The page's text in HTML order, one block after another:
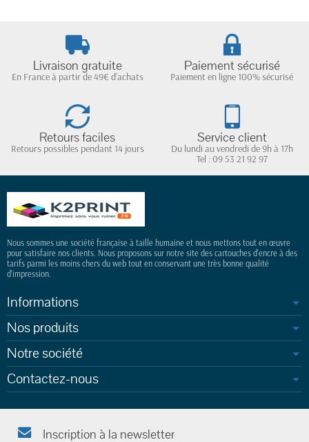
Livraison gratuite
En France à partir de 49€ d'achats
Paiement sécurisé
Paiement en ligne 100% sécurisé
Retours faciles
Retours possibles pendant 14 jours
Service client
Du lundi au vendredi de 9h à 17h
Tel : 09 53 21 92 97
Nous sommes une société française à taille humaine et nous mettons tout en œuvre
pour satisfaire nos clients. Nous proposons sur notre site des cartouches d'encre à des
tarifs parmi les moins chers du web tout en conservant une très bonne qualité
d'impression.
Informations
Nos produits
Notre société
Contactez-nous
Inscription à la newsletter